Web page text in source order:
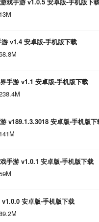
v1.4 安卓版-手机版下载
手游 v1.1 安卓版-手机版下载
v189.1.3.3018 安卓版-手机版下
手游 v1.0.1 安卓版-手机版下载
安卓版-手机版下载